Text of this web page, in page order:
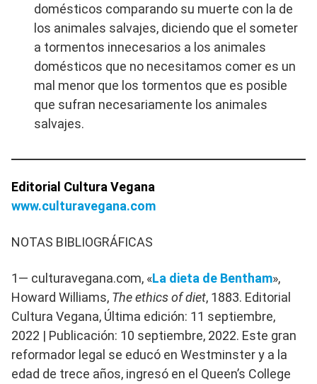
domésticos comparando su muerte con la de
los animales salvajes, diciendo que el someter
a tormentos innecesarios a los animales
domésticos que no necesitamos comer es un
mal menor que los tormentos que es posible
que sufran necesariamente los animales
salvajes.
Editorial Cultura Vegana
www.culturavegana.com
NOTAS BIBLIOGRÁFICAS
1— culturavegana.com, «La dieta de Bentham»,
Howard Williams, The ethics of diet, 1883. Editorial
Cultura Vegana, Última edición: 11 septiembre,
2022 | Publicación: 10 septiembre, 2022. Este gran
reformador legal se educó en Westminster y a la
edad de trece años, ingresó en el Queen’s College